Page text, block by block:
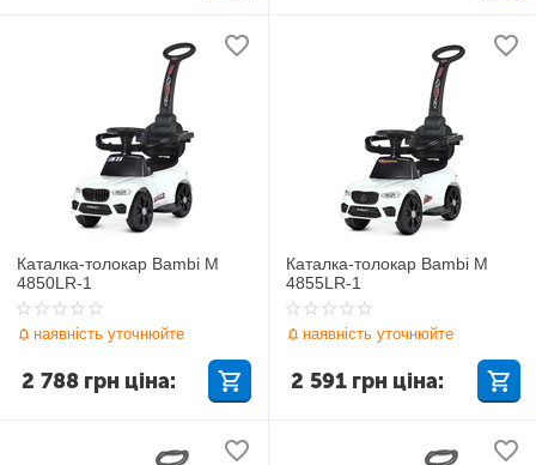
Каталка-толокар Bambi M
4850LR-1
наявність уточнюйте
2 788 грн ціна:
Каталка-толокар Bambi M
4855LR-1
наявність уточнюйте
2 591 грн ціна: